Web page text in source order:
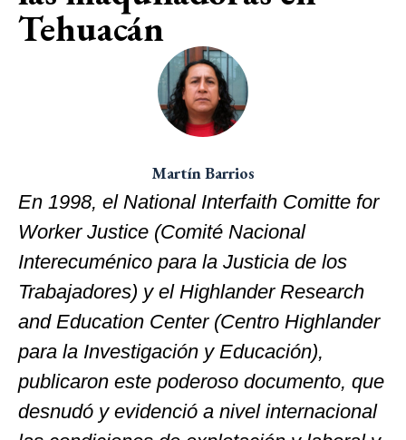
Tehuacán
Martín Barrios
En 1998, el National Interfaith Comitte for
Worker Justice (Comité Nacional
Interecuménico para la Justicia de los
Trabajadores) y el Highlander Research
and Education Center (Centro Highlander
para la Investigación y Educación),
publicaron este poderoso documento, que
desnudó y evidenció a nivel internacional